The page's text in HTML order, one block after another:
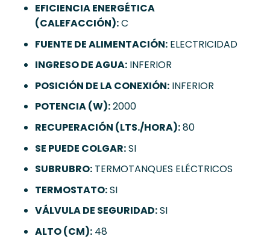
EFICIENCIA ENERGÉTICA
(CALEFACCIÓN):C
FUENTE DE ALIMENTACIÓN:ELECTRICIDAD
INGRESO DE AGUA:INFERIOR
POSICIÓN DE LA CONEXIÓN:INFERIOR
POTENCIA (W):2000
RECUPERACIÓN (LTS./HORA):80
SE PUEDE COLGAR:SI
SUBRUBRO:TERMOTANQUES ELÉCTRICOS
TERMOSTATO:SI
VÁLVULA DE SEGURIDAD:SI
ALTO (CM):48